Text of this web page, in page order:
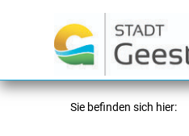
Sie befinden sich hier: